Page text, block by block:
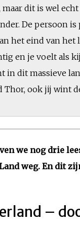
dit is wel echt
De persoon
het eind van het
en je voelt als
in dit massieve
Thor, ook jij wint
we nog drie
weg. En dit
–